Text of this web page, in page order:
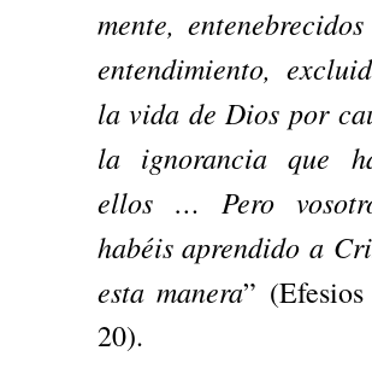
mente,
entendimiento,
la vida de Dios por
la ignorancia que
ellos … Pero
habéis aprendido a
esta manera”
20).